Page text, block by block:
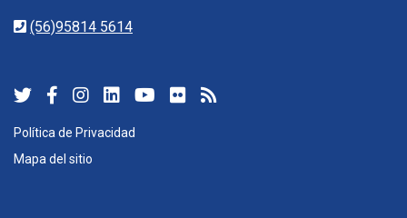
(56)95814 5614
Política de Privacidad
Mapa del sitio